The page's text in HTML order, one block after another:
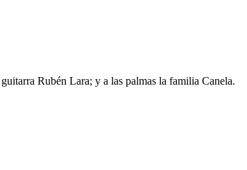
Rubén Lara; y a las palmas la familia Canela.